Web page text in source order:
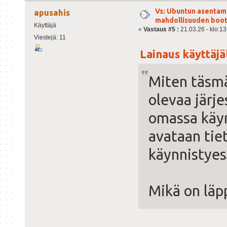
apusahis
Käyttäjä
Viestejä: 11
Vs: Ubuntun
mahdollisuuden
« Vastaus #5 : 21.03.26 -
Lainaus
Miten
olevaa
omassa
avataan
Mikä on